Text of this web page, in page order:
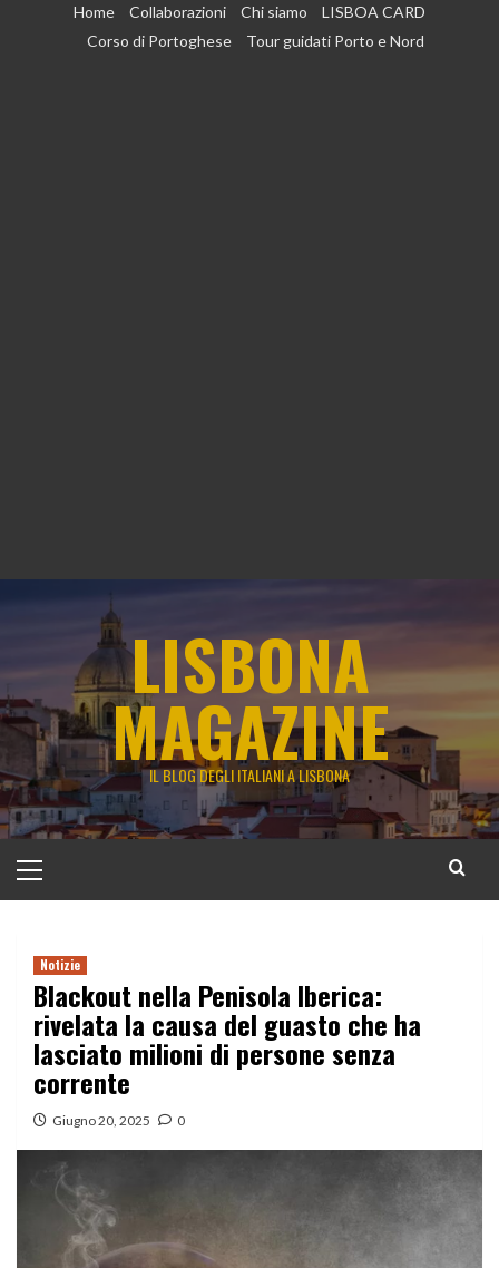
Home Collaborazioni Chi siamo
LISBOA CARD
Corso di Portoghese
Tour guidati Porto e Nord
LISBONA
MAGAZINE
IL BLOG DEGLI ITALIANI A LISBONA
principale
Notizie
Blackout nella Penisola Iberica:
rivelata la causa del guasto che ha
lasciato milioni di persone senza
corrente
Giugno 20, 2025 0